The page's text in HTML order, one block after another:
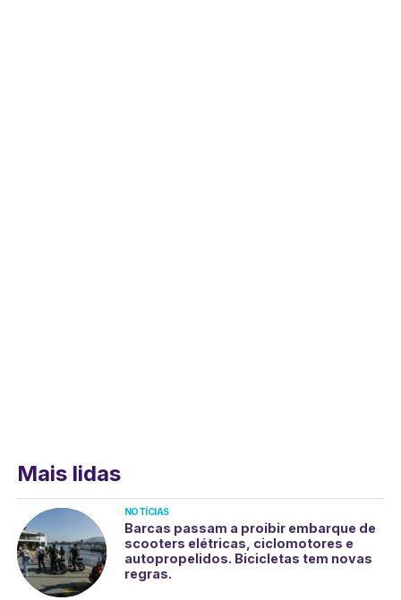
Mais lidas
NOTÍCIAS
Barcas passam a proibir embarque de
scooters elétricas, ciclomotores e
autopropelidos. Bicicletas tem novas
regras.